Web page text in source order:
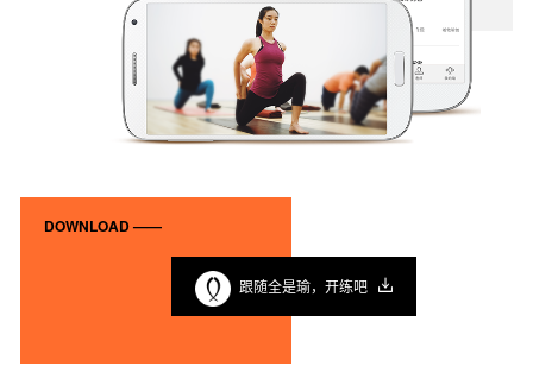
DOWNLOAD ——
跟随全是瑜，开练吧